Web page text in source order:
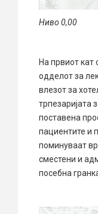
Ниво 0,00
На првиот кат
одделот за
влезот за
трпезаријата
поставена
пациентите и
поминуваат
сместени и
посебна